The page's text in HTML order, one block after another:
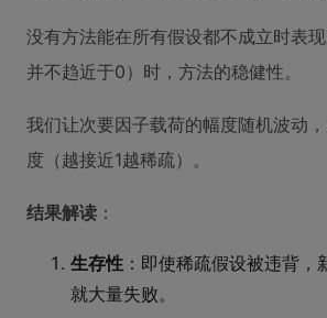
没有方法能在所有假设都不成立时表
并不趋近于0）时，方法的稳健性。
我们让次要因子载荷的幅度随机波动
度（越接近1越稀疏）。
结果解读 ：
生存性 ：即使稀疏假设被违背
就大量失败。